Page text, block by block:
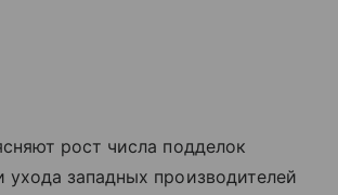
рост числа подделок
ухода западных производителей